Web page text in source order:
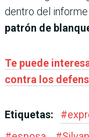
dentro del
patrón de
Te puede
contra los
Etiquetas: #